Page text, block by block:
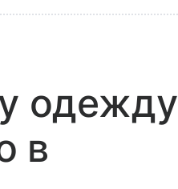
одежду
в